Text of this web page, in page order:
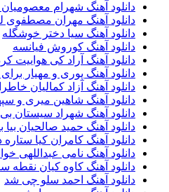
دانلود آهنگ شهرام معصومیان
دانلود آهنگ مهران مصطفوی
دانلود آهنگ سیا دختر خوشگله
دانلود آهنگ کوروش فیانسه
دانلود آهنگ آراد کی هواییت
دانلود آهنگ پوری و مهیار برای
دانلود آهنگ آزاد کمالیان
دانلود آهنگ شاهین میری و
دانلود آهنگ شهراد سیستان
دانلود آهنگ حمید صالحیان بیا
دانلود آهنگ کامران کیا ستاره
دانلود آهنگ نامی عبداللهی
دانلود آهنگ کاوه کیان نقطه
دانلود آهنگ احمد سلو چی شد